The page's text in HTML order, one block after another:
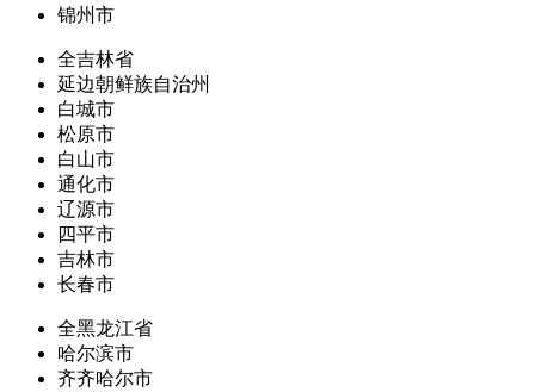
锦州市
全吉林省
延边朝鲜族自治州
白城市
松原市
白山市
通化市
辽源市
四平市
吉林市
长春市
全黑龙江省
哈尔滨市
齐齐哈尔市